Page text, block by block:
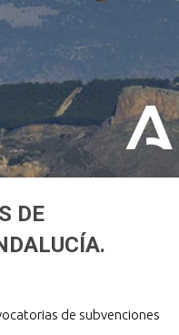
DE
de subvenciones